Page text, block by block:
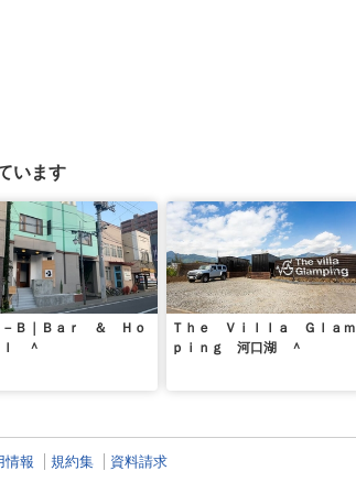
います
－Ｂ｜Ｂａｒ ＆ Ｈｏ
ｌ ＾
Ｔｈｅ Ｖｉｌｌａ Ｇｌａｍ
ｐｉｎｇ 河口湖 ＾
情報 規約集
資料請求